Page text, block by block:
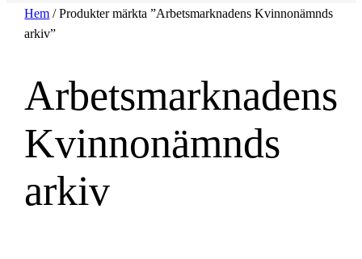
Hem / Produkter märkta ”Arbetsmarknadens Kvinnonämnds
arkiv”
Arbetsmarknadens
Kvinnonämnds
arkiv